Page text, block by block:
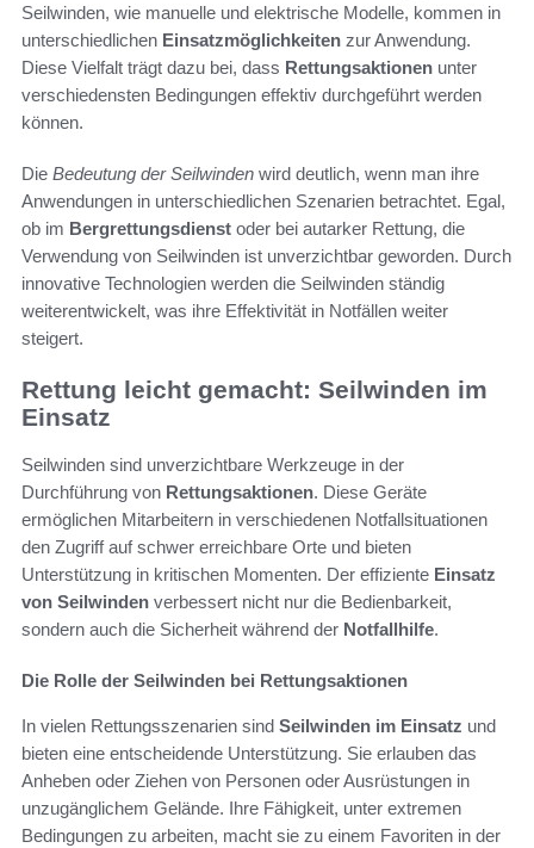
Seilwinden, wie manuelle und elektrische Modelle, kommen in
unterschiedlichen Einsatzmöglichkeiten zur Anwendung.
Diese Vielfalt trägt dazu bei, dass Rettungsaktionen unter
verschiedensten Bedingungen effektiv durchgeführt werden
können.
Die Bedeutung der Seilwinden wird deutlich, wenn man ihre
Anwendungen in unterschiedlichen Szenarien betrachtet. Egal,
ob im Bergrettungsdienst oder bei autarker Rettung, die
Verwendung von Seilwinden ist unverzichtbar geworden. Durch
innovative Technologien werden die Seilwinden ständig
weiterentwickelt, was ihre Effektivität in Notfällen weiter
steigert.
Rettung leicht gemacht: Seilwinden im
Einsatz
Seilwinden sind unverzichtbare Werkzeuge in der
Durchführung von Rettungsaktionen. Diese Geräte
ermöglichen Mitarbeitern in verschiedenen Notfallsituationen
den Zugriff auf schwer erreichbare Orte und bieten
Unterstützung in kritischen Momenten. Der effiziente Einsatz
von Seilwinden verbessert nicht nur die Bedienbarkeit,
sondern auch die Sicherheit während der Notfallhilfe.
Die Rolle der Seilwinden bei Rettungsaktionen
In vielen Rettungsszenarien sind Seilwinden im Einsatz und
bieten eine entscheidende Unterstützung. Sie erlauben das
Anheben oder Ziehen von Personen oder Ausrüstungen in
unzugänglichem Gelände. Ihre Fähigkeit, unter extremen
Bedingungen zu arbeiten, macht sie zu einem Favoriten in der